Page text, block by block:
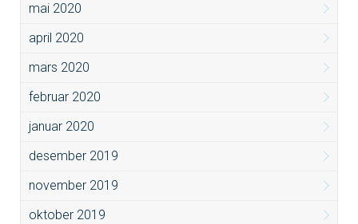
mai 2020
april 2020
mars 2020
februar 2020
januar 2020
desember 2019
november 2019
oktober 2019